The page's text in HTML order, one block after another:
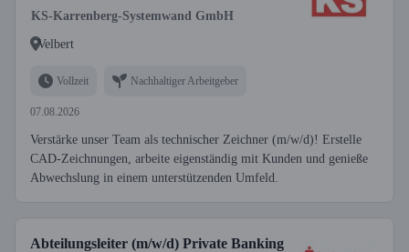
KS-Karrenberg-Systemwand GmbH
Velbert
Vollzeit Nachhaltiger Arbeitgeber
07.08.2026
Verstärke unser Team als technischer Zeichner (m/w/d)! Erstelle
CAD-Zeichnungen, arbeite eigenständig mit Kunden und genieße
Abwechslung in einem unterstützenden Umfeld.
Abteilungsleiter (m/w/d) Private Banking